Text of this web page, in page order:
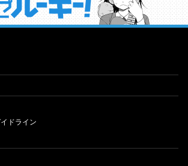
作が読み放題！ ジャンプルーキー！
ドライン